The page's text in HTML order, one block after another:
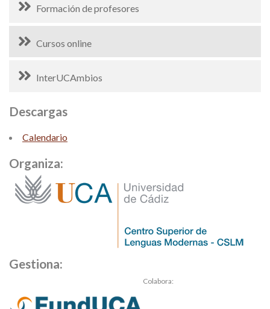
Formación de profesores
Cursos online
InterUCAmbios
Descargas
Calendario
Organiza:
Gestiona:
Colabora: